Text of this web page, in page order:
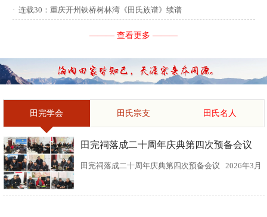
· 连载30：重庆开州铁桥树林湾《田氏族谱》续谱
——— 查看更多 ———
田完学会 田氏宗支 田氏名人
田完祠落成二十周年庆典第四次预备会议
田完祠落成二十周年庆典第四次预备会议 2026年3月